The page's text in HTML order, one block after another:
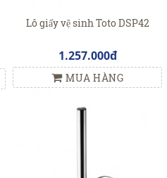
Lô giấy vệ sinh Toto DSP42
1.257.000đ
MUA HÀNG